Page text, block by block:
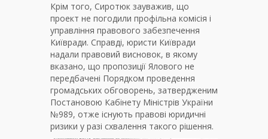
Крім того, Сиротюк зауважив, що
проект не погодили профільна комісія і
управління правового забезпечення
Київради. Справді, юристи Київради
надали правовий висновок, в якому
вказано, що пропозиції Ялового не
передбачені Порядком проведення
громадських обговорень, затвердженим
Постановою Кабінету Міністрів України
№989, отже існують правові юридичні
ризики у разі схвалення такого рішення.